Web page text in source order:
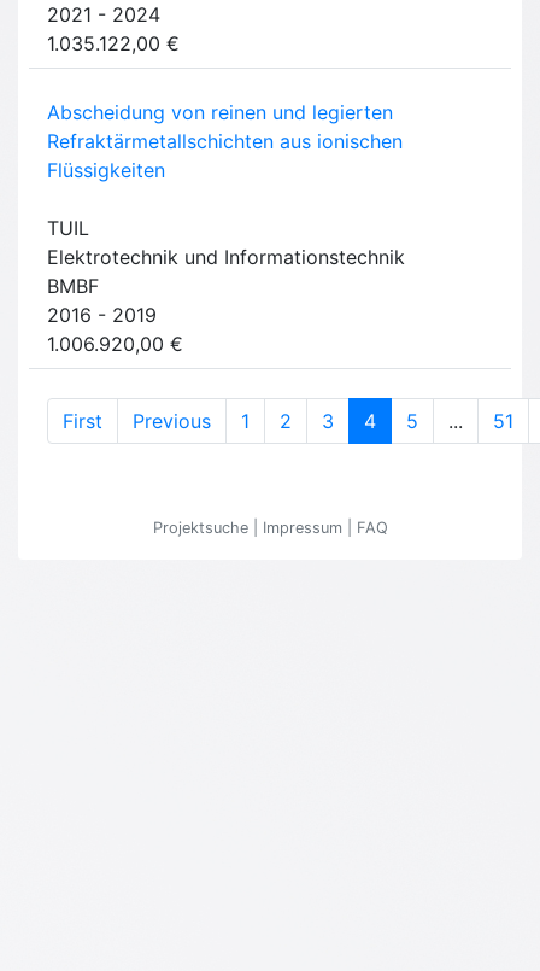
2021 - 2024
1.035.122,00 €
Abscheidung von reinen und legierten
Refraktärmetallschichten aus ionischen
Flüssigkeiten
TUIL
Elektrotechnik und Informationstechnik
BMBF
2016 - 2019
1.006.920,00 €
First Previous 1 2 3 4(current)
5 ... 51
Projektsuche Impressum FAQ